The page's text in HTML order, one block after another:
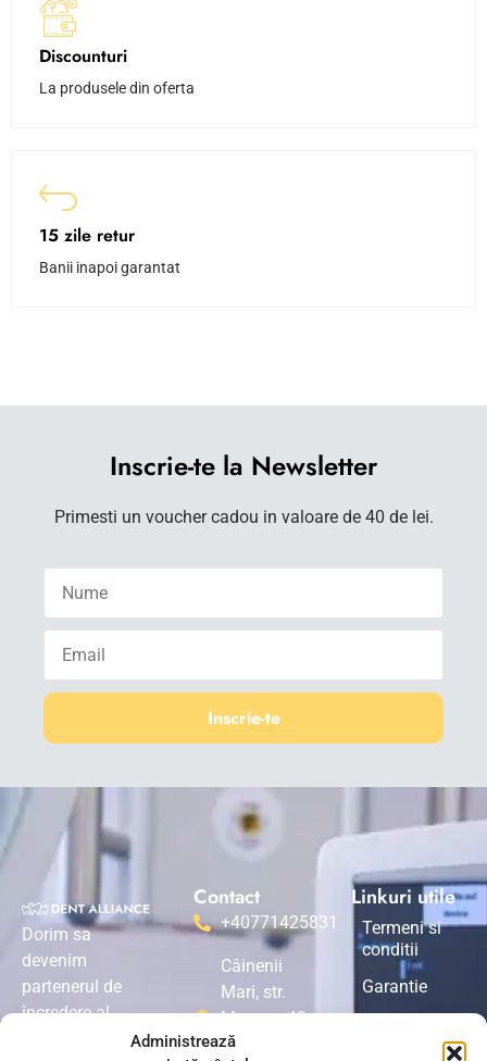
Administrează
Discounturi
La produsele din oferta
15 zile retur
Banii inapoi garantat
Inscrie-te la Newsletter
Primesti un voucher cadou in valoare de 40 de lei.
Inscrie-te
Dorim sa
devenim
partenerul de
încredere al
Contact
+40771425831
Câinenii
Mari, str.
Mare nr. 42,
jud. Vâlcea,
Linkuri utile
Termeni si
conditii
Garantie
produselor